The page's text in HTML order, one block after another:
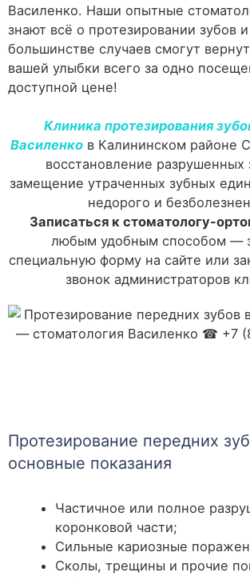
Василенко. Наши опытные
знают всё о протезировании зубов
большинстве случаев смогут
вашей улыбки всего за одно
доступной цене!
Клиника протезирования
Василенков Калининском районе
восстановление разрушенных
замещение утраченных зубных
недорого и
Записаться к стоматологу-
любым удобным способом —
специальную форму на сайте или
звонок администраторов
Протезирование передних
основные показания
Частичное или полное
коронковой части;
Сильные кариозные
Сколы, трещины и прочие